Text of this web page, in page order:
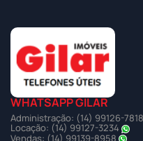
WHATSAPP GILAR
Administração: (14) 99126-7818
Locação: (14) 99127-3234
Vendas: (14) 99139-8958